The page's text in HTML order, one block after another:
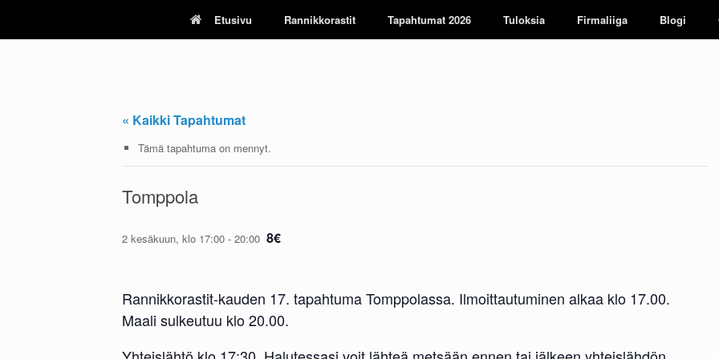
content
Etusivu Rannikkorastit Tapahtumat 2026 Tuloksia Firmaliiga Blogi
« Kaikki Tapahtumat
Tämä tapahtuma on mennyt.
Tomppola
2 kesäkuun, klo 17:00 - 20:00 8€
Rannikkorastit-kauden 17. tapahtuma Tomppolassa. Ilmoittautuminen alkaa klo 17.00.
Maali sulkeutuu klo 20.00.